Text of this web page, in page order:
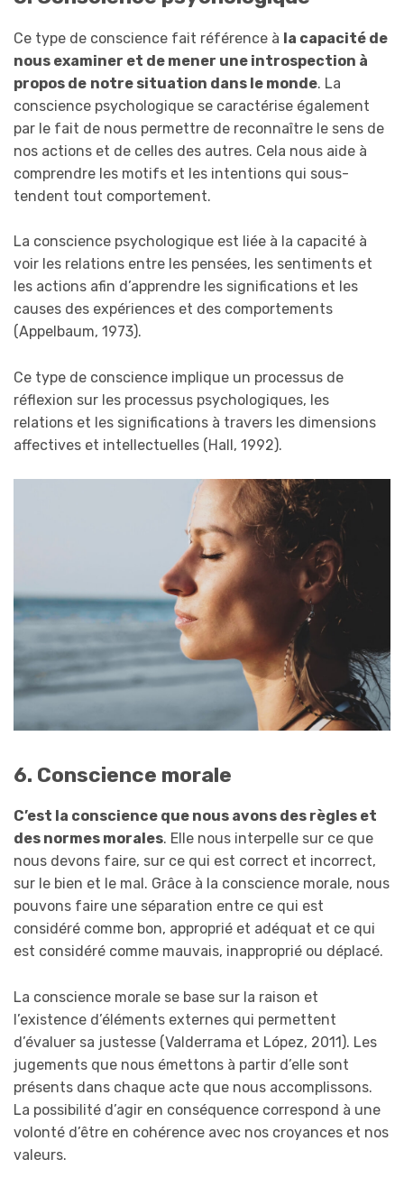
Ce type de conscience fait référence à la capacité de
nous examiner et de mener une introspection à
propos de notre situation dans le monde. La
conscience psychologique se caractérise également
par le fait de nous permettre de reconnaître le sens de
nos actions et de celles des autres. Cela nous aide à
comprendre les motifs et les intentions qui sous-
tendent tout comportement.
La conscience psychologique est liée à la capacité à
voir les relations entre les pensées, les sentiments et
les actions afin d’apprendre les significations et les
causes des expériences et des comportements
(Appelbaum, 1973).
Ce type de conscience implique un processus de
réflexion sur les processus psychologiques, les
relations et les significations à travers les dimensions
affectives et intellectuelles (Hall, 1992).
6. Conscience morale
C’est la conscience que nous avons des règles et
des normes morales. Elle nous interpelle sur ce que
nous devons faire, sur ce qui est correct et incorrect,
sur le bien et le mal. Grâce à la conscience morale, nous
pouvons faire une séparation entre ce qui est
considéré comme bon, approprié et adéquat et ce qui
est considéré comme mauvais, inapproprié ou déplacé.
La conscience morale se base sur la raison et
l’existence d’éléments externes qui permettent
d’évaluer sa justesse (Valderrama et López, 2011). Les
jugements que nous émettons à partir d’elle sont
présents dans chaque acte que nous accomplissons.
La possibilité d’agir en conséquence correspond à une
volonté d’être en cohérence avec nos croyances et nos
valeurs.